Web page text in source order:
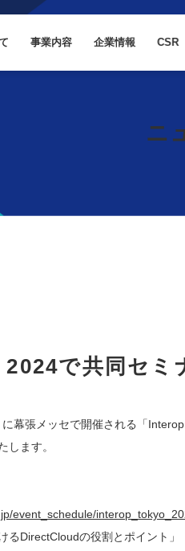
事業内容 企業情報 CSR
ニ
で共同セミ
幕張メッセで開催される「
します。
event_schedule/
るDirectCloudの役割とポイント」